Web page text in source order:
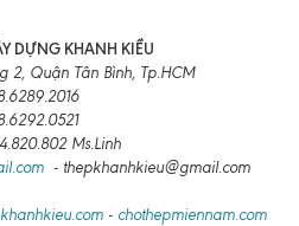
DỰNG KHANH KIỀU
2, Quận Tân Bình, Tp.HCM
Ms.Linh
- thepkhanhkieu@gmail.com
- chothepmiennam.com